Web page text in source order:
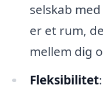
selskab
er et rum,
mellem dig
Fleksibilitet